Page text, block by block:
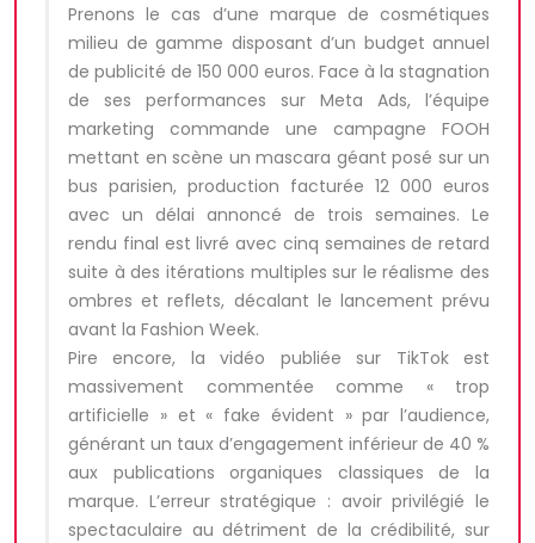
Prenons le cas d’une marque de cosmétiques
milieu de gamme disposant d’un budget annuel
de publicité de 150 000 euros. Face à la stagnation
de ses performances sur Meta Ads, l’équipe
marketing commande une campagne FOOH
mettant en scène un mascara géant posé sur un
bus parisien, production facturée 12 000 euros
avec un délai annoncé de trois semaines. Le
rendu final est livré avec cinq semaines de retard
suite à des itérations multiples sur le réalisme des
ombres et reflets, décalant le lancement prévu
avant la Fashion Week.
Pire encore, la vidéo publiée sur TikTok est
massivement commentée comme « trop
artificielle » et « fake évident » par l’audience,
générant un taux d’engagement inférieur de 40 %
aux publications organiques classiques de la
marque. L’erreur stratégique : avoir privilégié le
spectaculaire au détriment de la crédibilité, sur